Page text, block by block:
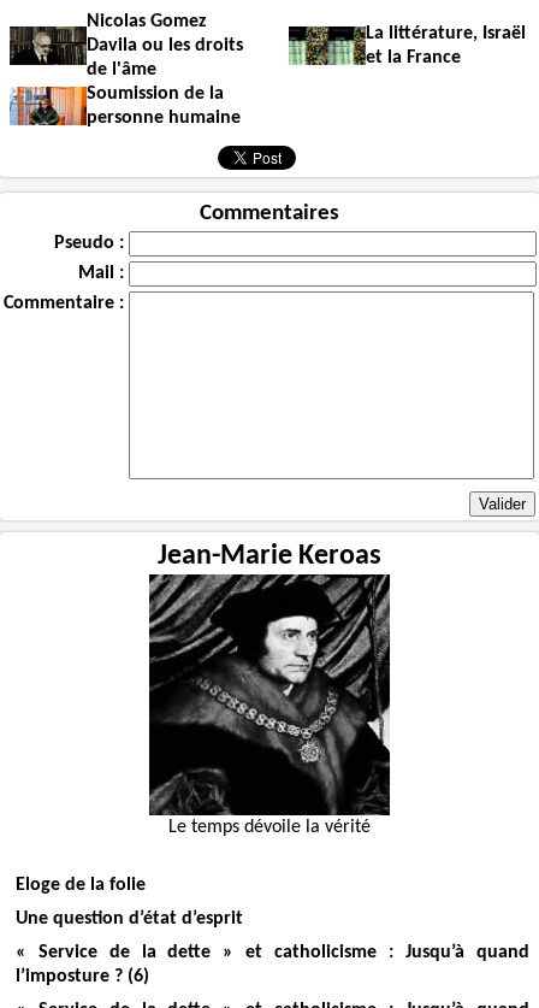
Nicolas Gomez
Davila ou les droits
de l'âme
La littérature, Israël
et la France
Soumission de la
personne humaine
Commentaires
Pseudo :
Mail :
Commentaire :
Jean-Marie Keroas
Le temps dévoile la vérité
Eloge de la folie
Une question d’état d’esprit
« Service de la dette » et catholicisme : Jusqu’à quand
l’imposture ? (6)